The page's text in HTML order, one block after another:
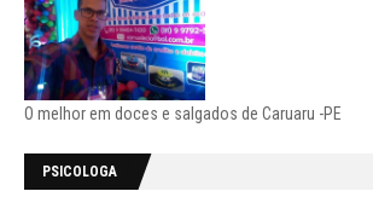
O melhor em doces e salgados de Caruaru -PE
PSICOLOGA